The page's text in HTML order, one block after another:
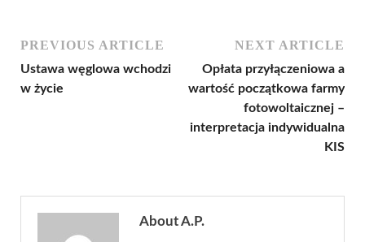
PREVIOUS ARTICLE
Ustawa węglowa wchodzi
w życie
NEXT ARTICLE
Opłata przyłączeniowa a
wartość początkowa farmy
fotowoltaicznej –
interpretacja indywidualna
KIS
About A.P.